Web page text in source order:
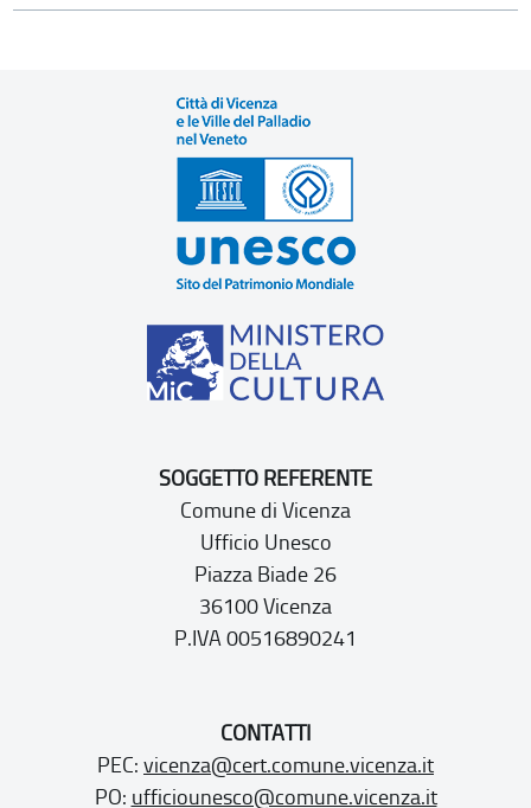
SOGGETTO REFERENTE
Comune di Vicenza
Ufficio Unesco
Piazza Biade 26
36100 Vicenza
P.IVA 00516890241
CONTATTI
PEC: vicenza@cert.comune.vicenza.it
PO: ufficiounesco@comune.vicenza.it